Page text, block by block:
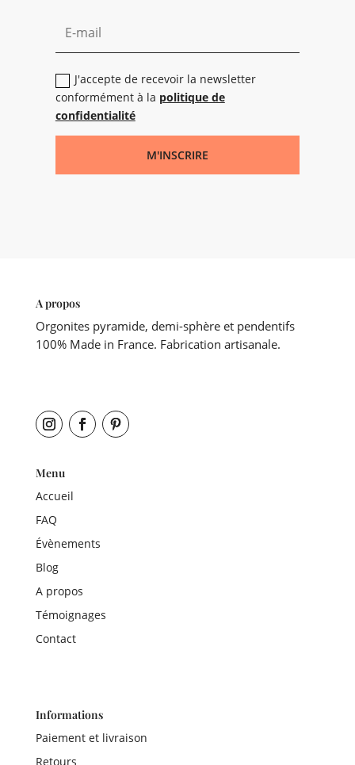
J'accepte de recevoir la newsletter
conformément à la politique de
confidentialité
M'INSCRIRE
A propos
Orgonites pyramide, demi-sphère et pendentifs
100% Made in France. Fabrication artisanale.
Menu
Accueil
FAQ
Évènements
Blog
A propos
Témoignages
Contact
Informations
Paiement et livraison
Retours